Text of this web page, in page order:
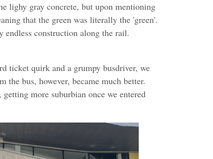
lighy gray concrete, but upon mentioning
that the green was literally the 'green'.
construction along the rail.
ticket quirk and a grumpy busdriver, we
bus, however, became much better.
more suburbian once we entered